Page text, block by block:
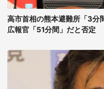
高市首相の熊本避難所「3分
広報官「51分間」だと否定